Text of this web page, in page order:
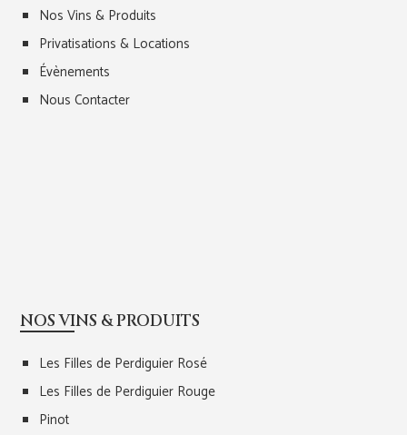
Nos Vins & Produits
Privatisations & Locations
Évènements
Nous Contacter
NOS VINS & PRODUITS
Les Filles de Perdiguier Rosé
Les Filles de Perdiguier Rouge
Pinot